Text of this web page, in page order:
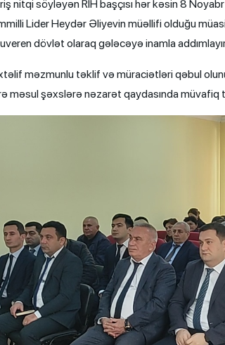
nitqi söyləyən RİH başçısı hər kəsin 8
Lider Heydər Əliyevin müəllifi olduğu
dövlət olaraq gələcəyə inamla
məzmunlu təklif və müraciətləri qəbul
məsul şəxslərə nəzarət qaydasında müvafiq